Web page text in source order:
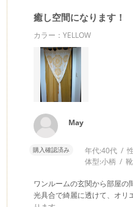
癒し空間になります！
カラー：YELLOW
May
購入確認済み 年代:40代
体型:小柄
ワンルームの玄関から部屋の
光具合で綺麗に透けて、オリ